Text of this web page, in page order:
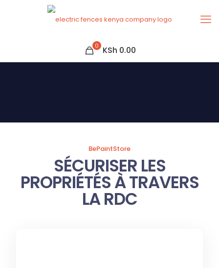
0 KSh 0.00
BePaintStore
SÉCURISER LES
PROPRIÉTÉS À TRAVERS
LA RDC